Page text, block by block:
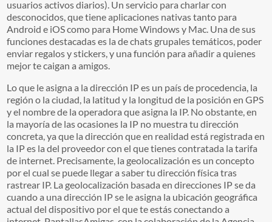
usuarios activos diarios). Un servicio para charlar con
desconocidos, que tiene aplicaciones nativas tanto para
Android e iOS como para Home Windows y Mac. Una de sus
funciones destacadas es la de chats grupales temáticos, poder
enviar regalos y stickers, y una función para añadir a quienes
mejor te caigan a amigos.
Lo que le asigna a la dirección IP es un país de procedencia, la
región o la ciudad, la latitud y la longitud de la posición en GPS
y el nombre de la operadora que asigna la IP. No obstante, en
la mayoría de las ocasiones la IP no muestra tu dirección
concreta, ya que la dirección que en realidad está registrada en
la IP es la del proveedor con el que tienes contratada la tarifa
de internet. Precisamente, la geolocalización es un concepto
por el cual se puede llegar a saber tu dirección física tras
rastrear IP. La geolocalización basada en direcciones IP se da
cuando a una dirección IP se le asigna la ubicación geográfica
actual del dispositivo por el que te estás conectando a